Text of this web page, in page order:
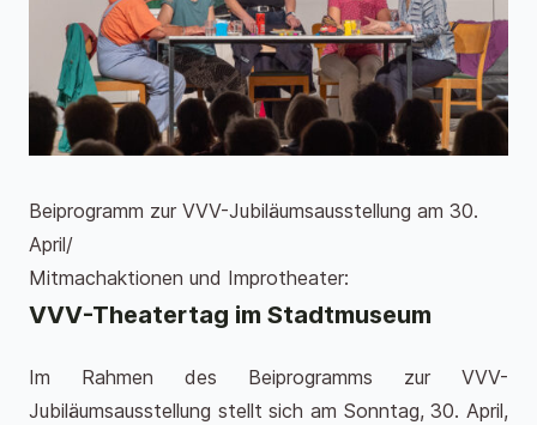
Beiprogramm zur VVV-Jubiläumsausstellung am 30.
April/
Mitmachaktionen und Improtheater:
VVV-Theatertag im Stadtmuseum
Im Rahmen des Beiprogramms zur VVV-
Jubiläumsausstellung stellt sich am Sonntag, 30. April,